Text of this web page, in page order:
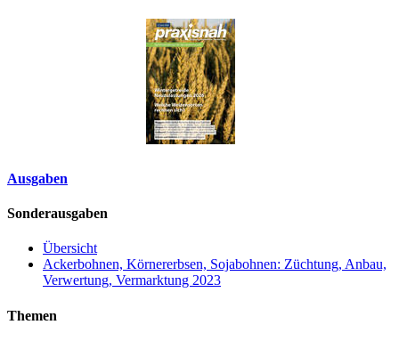
Ausgaben
Sonderausgaben
Übersicht
Ackerbohnen, Körnererbsen, Sojabohnen: Züchtung, Anbau,
Verwertung, Vermarktung 2023
Themen